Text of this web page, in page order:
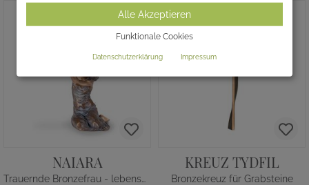
NAIARA
Trauernde Bronzefrau - lebensgroß
KREUZ TYDFIL
Bronzekreuz für Grabsteine
Alle Akzeptieren
Funktionale Cookies
Datenschutzerklärung Impressum